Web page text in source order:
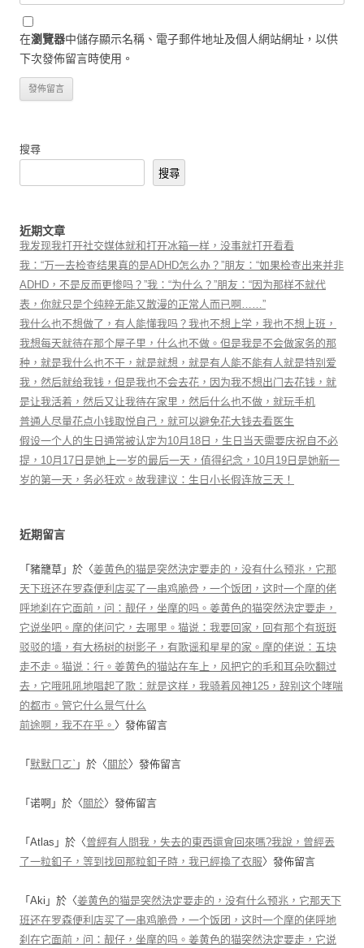
在瀏覽器中儲存顯示名稱、電子郵件地址及個人網站網址，以供
下次發佈留言時使用。
搜尋
搜尋
近期文章
我发现我打开社交媒体就和打开冰箱一样，没事就打开看看
我：“万一去检查结果真的是ADHD怎么办？”朋友：“如果检查出来并非
ADHD，不是反而更惨吗？”我：“为什么？”朋友：“因为那样不就代
表，你就只是个纯粹无能又散漫的正常人而已啊……”
我什么也不想做了，有人能懂我吗？我也不想上学，我也不想上班，
我想每天就待在那个屋子里，什么也不做。但是我是不会做家务的那
种，就是我什么也不干，就是就想，就是有人能不能有人就是特别爱
我，然后就给我钱，但是我也不会去花，因为我不想出门去花钱，就
是让我活着，然后又让我待在家里，然后什么也不做，就玩手机
普通人尽量花点小钱取悦自己，就可以避免花大钱去看医生
假设一个人的生日通常被认定为10月18日，生日当天需要庆祝自不必
提，10月17日是她上一岁的最后一天，值得纪念，10月19日是她新一
岁的第一天，务必狂欢。故我建议：生日小长假连放三天！
近期留言
「 豬籠草 」於〈姜黄色的猫是突然決定要走的，没有什么预兆，它那
天下班还在罗森便利店买了一串鸡脆骨，一个饭团，这时一个摩的佬
呼地刹在它面前，问：靓仔，坐摩的吗。姜黄色的猫突然決定要走，
它说坐吧。摩的佬问它，去哪里。猫说：我要回家，回有那个有斑斑
驳驳的墙，有大杨树的树影子，有歌谣和星星的家。摩的佬说：五块
走不走。猫说：行。姜黄色的猫站在车上，风把它的毛和耳朵吹翻过
去，它哦吼吼地唱起了歌：就是这样，我骑着风神125，辞别这个哮喘
的都市。管它什么景气什么
前途啊，我不在乎。 〉發佈留言
「 默默ㄇㄛˋ 」於〈 關於〉發佈留言
「 诺啊 」於〈 關於〉發佈留言
「 Atlas 」於〈曾經有人問我，失去的東西還會回來嗎?我說，曾經丟
了一粒釦子，等到找回那粒釦子時，我已經換了衣服〉發佈留言
「 Aki 」於〈姜黄色的猫是突然決定要走的，没有什么预兆，它那天下
班还在罗森便利店买了一串鸡脆骨，一个饭团，这时一个摩的佬呼地
刹在它面前，问：靓仔，坐摩的吗。姜黄色的猫突然決定要走，它说